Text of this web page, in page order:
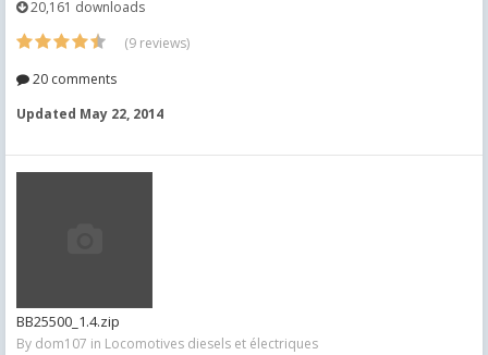
20,161 downloads
(9 reviews)
20 comments
Updated May 22, 2014
BB25500_1.4.zip
By dom107 in Locomotives diesels et électriques